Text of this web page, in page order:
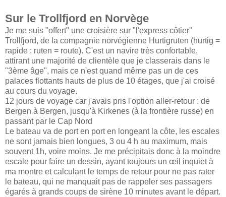
Sur le Trollfjord en Norvège
Je me suis "offert" une croisière sur "l'express côtier"
Trollfjord, de la compagnie norvégienne Hurtigruten (hurtig =
rapide ; ruten = route). C'est un navire très confortable,
attirant une majorité de clientèle que je classerais dans le
"3ème âge", mais ce n'est quand même pas un de ces
palaces flottants hauts de plus de 10 étages, que j'ai croisé
au cours du voyage.
12 jours de voyage car j'avais pris l'option aller-retour : de
Bergen à Bergen, jusqu'à Kirkenes (à la frontière russe) en
passant par le Cap Nord
Le bateau va de port en port en longeant la côte, les escales
ne sont jamais bien longues, 3 ou 4 h au maximum, mais
souvent 1h, voire moins. Je me précipitais donc à la moindre
escale pour faire un dessin, ayant toujours un œil inquiet à
ma montre et calculant le temps de retour pour ne pas rater
le bateau, qui ne manquait pas de rappeler ses passagers
égarés à grands coups de sirène 10 minutes avant le départ.